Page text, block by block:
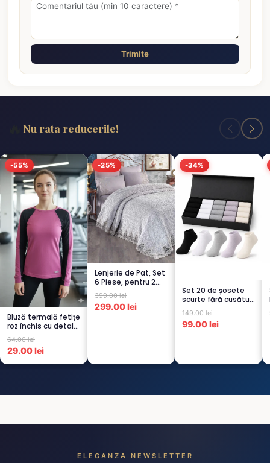
Trimite
Nu rata reducerile!
-55%
Bluză termală fetițe
roz închis cu detalii
negre, cu pu...
64.00 lei
29.00 lei
-25%
Lenjerie de Pat, Set
6 Piese, pentru 2
persoana, GRI -1...
399.00 lei
299.00 lei
-34%
Set 20 de șosete
scurte fără cusături
pentru femei – 5...
149.00 lei
99.00 lei
ELEGANZA NEWSLETTER